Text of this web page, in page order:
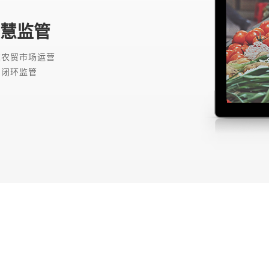
监管
贸市场运营
环监管